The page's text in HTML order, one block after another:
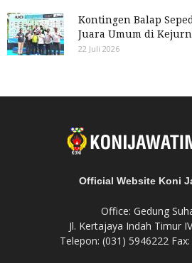
Kontingen Balap
Juara Umum di
22 Juli 2026
Official Website Koni
Office: Gedung
Jl. Kertajaya Indah Timur
Telepon: (031) 5946222